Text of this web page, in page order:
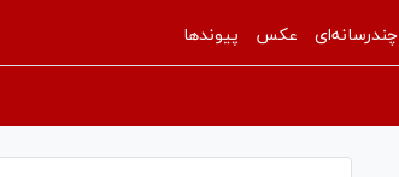
چندرسانه‌ای عکس پیوندها